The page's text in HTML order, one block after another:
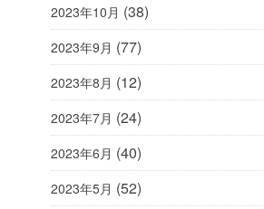
2023年10月 (38)
2023年9月 (77)
2023年8月 (12)
2023年7月 (24)
2023年6月 (40)
2023年5月 (52)